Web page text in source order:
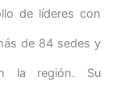
de líderes con
de 84 sedes y
la región. Su